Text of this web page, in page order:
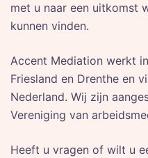
met u naar een uitkomst
kunnen vinden.
Accent Mediation werkt
Friesland en Drenthe en
Nederland. Wij zijn
Vereniging van
Heeft u vragen of wilt u